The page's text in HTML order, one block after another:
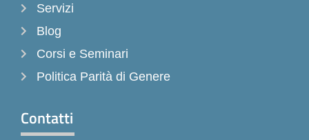
Servizi
Blog
Corsi e Seminari
Politica Parità di Genere
Contatti